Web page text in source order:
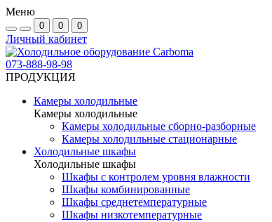
Меню
0 0 0
Личный кабинет
073-888-98-98
ПРОДУКЦИЯ
Камеры холодильные
Камеры холодильные
Камеры холодильные сборно-разборные
Камеры холодильные стационарные
Холодильные шкафы
Холодильные шкафы
Шкафы с контролем уровня влажности
Шкафы комбинированные
Шкафы среднетемпературные
Шкафы низкотемпературные